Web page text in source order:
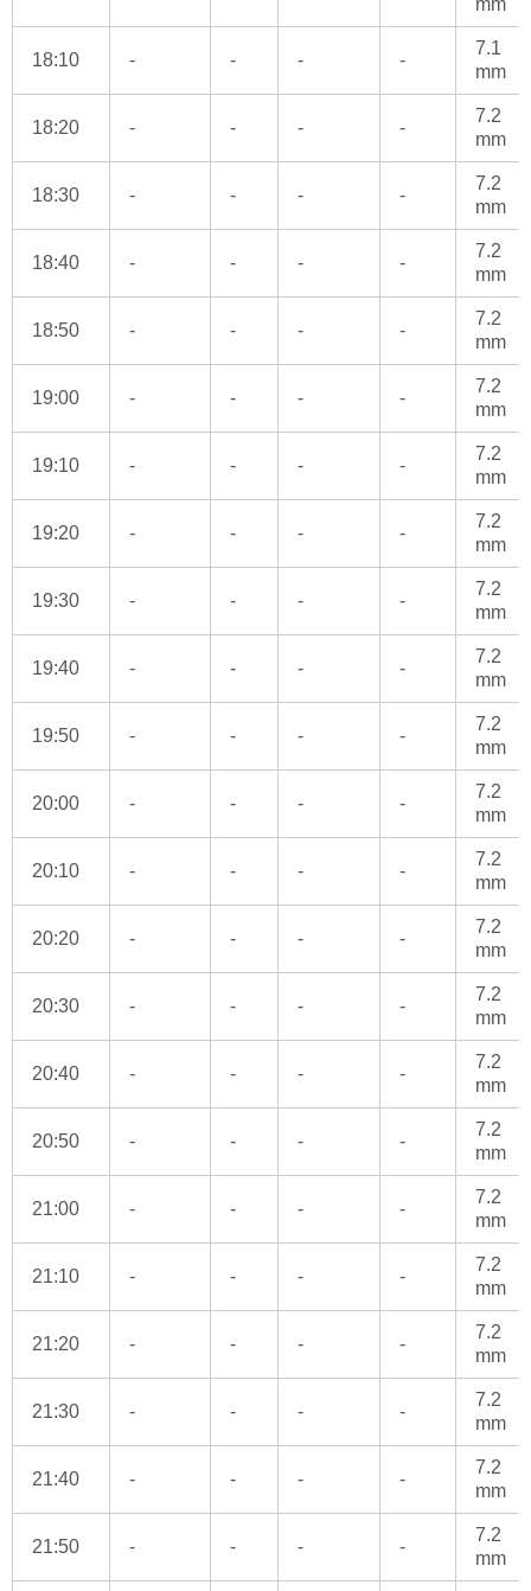
mm
18:10 - - - -
7.1
mm
18:20 - - - -
7.2
mm
18:30 - - - -
7.2
mm
18:40 - - - -
7.2
mm
18:50 - - - -
7.2
mm
19:00 - - - -
7.2
mm
19:10 - - - -
7.2
mm
19:20 - - - -
7.2
mm
19:30 - - - -
7.2
mm
19:40 - - - -
7.2
mm
19:50 - - - -
7.2
mm
20:00 - - - -
7.2
mm
20:10 - - - -
7.2
mm
20:20 - - - -
7.2
mm
20:30 - - - -
7.2
mm
20:40 - - - -
7.2
mm
20:50 - - - -
7.2
mm
21:00 - - - -
7.2
mm
21:10 - - - -
7.2
mm
21:20 - - - -
7.2
mm
21:30 - - - -
7.2
mm
21:40 - - - -
7.2
mm
21:50 - - - -
7.2
mm